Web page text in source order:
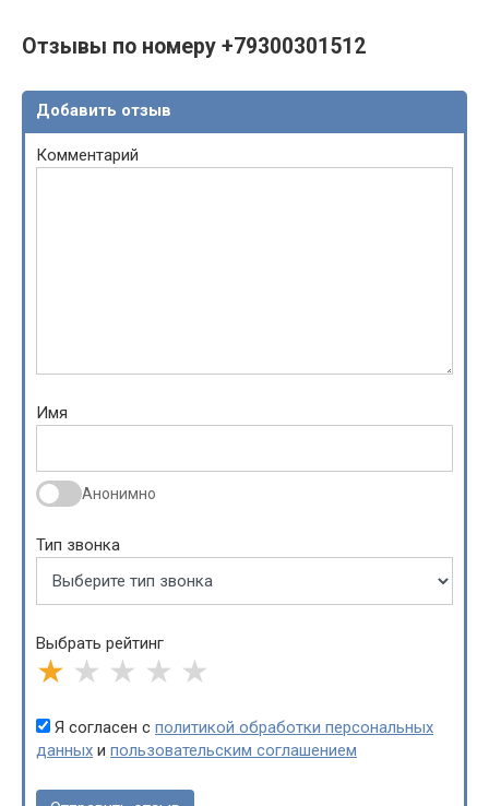
Отзывы по номеру +79300301512
Добавить отзыв
Комментарий
Имя
Анонимно
Тип звонка
Выбрать рейтинг
★ ★ ★ ★ ★
Я согласен с политикой обработки персональных
данных и пользовательским соглашением